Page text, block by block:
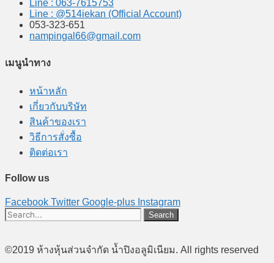
Line : 063-7615753
Line : @514iekan (Official Account)
053-323-651
nampingal66@gmail.com
เมนูนำทาง
หน้าหลัก
เกี่ยวกับบริษัท
สินค้าของเรา
วิธีการสั่งซื้อ
ติดต่อเรา
Follow us
Facebook Twitter Google-plus Instagram
Search
©2019 ห้างหุ้นส่วนจำกัด น้ำปิงอลูมิเนียม. All rights reserved